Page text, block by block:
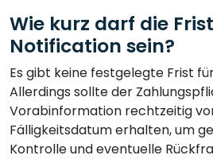
Wie kurz darf die
Notification sein?
Es gibt keine festgelegte Frist
Allerdings sollte der
Vorabinformation rechtzeitig
Fälligkeitsdatum erhalten, um
Kontrolle und eventuelle